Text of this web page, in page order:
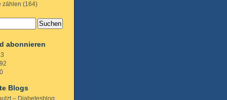
zählen (164)
abonnieren
Blogs
– Diabetesblog